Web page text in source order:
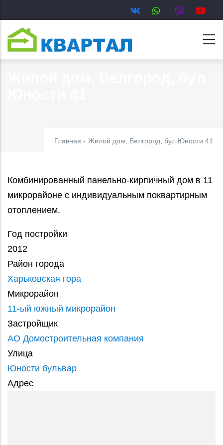
к
основному
содержанию
Главная - Жилой дом, Белгород, бул Юности 41
Комбинированный панельно-кирпичный дом в 11
микрорайоне с индивидуальным поквартирным
отоплением.
Год постройки
2012
Район города
Харьковская гора
Микрорайон
11-ый южный микрорайон
Застройщик
АО Домостроительная компания
Улица
Юности бульвар
Адрес